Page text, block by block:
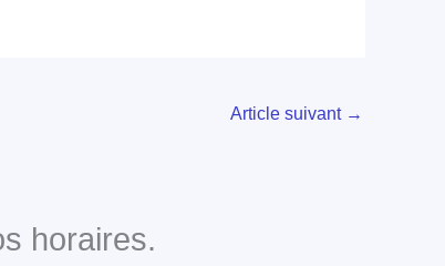
Article suivant →
horaires.